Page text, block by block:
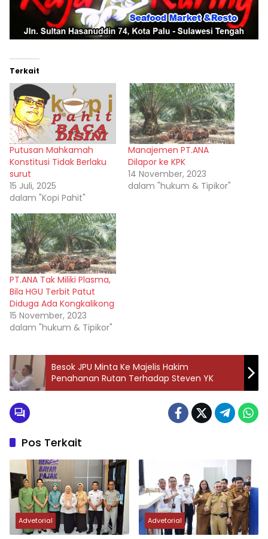
Terkait
Putusan Mahkamah
Konstitusi Tidak Berlaku
surut
15 Juli, 2025
dalam "Kopi Pahit"
Manajemen PT.ANA
Dilapor ke KPK
14 November, 2023
dalam "hukum & Tipikor"
PT.ANA Tak Miliki Plasma,
Bila HGU Terbit Patut
Diduga Ada Kongkalikong
15 November, 2023
dalam "hukum & Tipikor"
Besok JPU Minta Ke Majelis Hakim
Penahanan Rutan Terhadap Steven YK
Pos Terkait
Advetorial Advetorial